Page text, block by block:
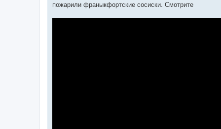
пожарили франыкфортские сосиски. Смотрите